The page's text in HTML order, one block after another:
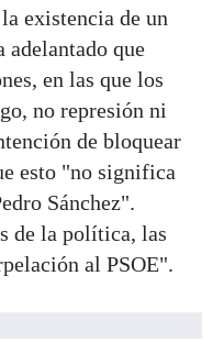
existencia de un
que
en las que los
no represión ni
de bloquear
esto "no significa
Sánchez".
de la política, las
al PSOE".